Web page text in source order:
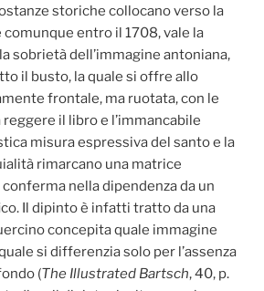
storiche collocano verso la
entro il 1708, vale la
sobrietà dell’immagine antoniana,
il busto, la quale si offre allo
frontale, ma ruotata, con le
il libro e l’immancabile
misura espressiva del santo e la
rimarcano una matrice
nella dipendenza da un
Il dipinto è infatti tratto da una
concepita quale immagine
si differenzia solo per l’assenza
(The Illustrated Bartsch, 40, p.